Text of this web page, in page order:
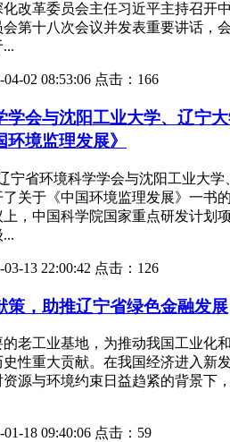
改革委员会主任习近平主持召开
第十八次会议并发表重要讲话，
04-02 08:53:06 点击：166
学会与沈阳工业大学、辽宁
境监理发展》
宁省环境科学学会与沈阳工业大学
关于《中国环境监理发展》一书
，中国科学院国家重点研发计划
03-13 22:00:42 点击：126
策，助推辽宁省绿色金融发展
老工业基地，为推动我国工业化
性重大贡献。在我国经济进入新
源与环境约束日益趋紧的背景下
01-18 09:40:06 点击：59